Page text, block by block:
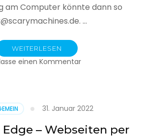
am Computer könnte dann so
…
WEITERLESEN
einen Kommentarzu
(UPN)
im
Active
31. Januar 2022
– Webseiten per